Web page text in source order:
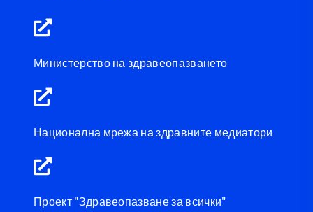
Министерство на здравеопазването
Национална мрежа на здравните медиатори
Проект "Здравеопазване за всички"